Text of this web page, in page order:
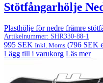
Stötfångarhölje
Plasthölje för nedre främre
Artikelnummer: SHR330-88-1
995 SEK Inkl. Moms (796 SEK
Lägg till i varukorg Läs mer